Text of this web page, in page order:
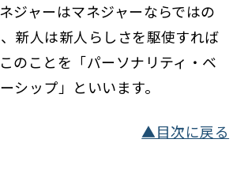
ジャーはマネジャーならではの
新人は新人らしさを駆使すれば
のことを「パーソナリティ・ベ
シップ」といいます。
▲目次に戻る